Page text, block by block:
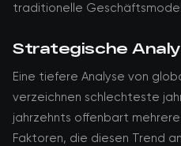
traditionelle
Strategische
Eine tiefere Analyse von
verzeichnen schlechteste
jahrzehnts offenbart
Faktoren, die diesen Trend